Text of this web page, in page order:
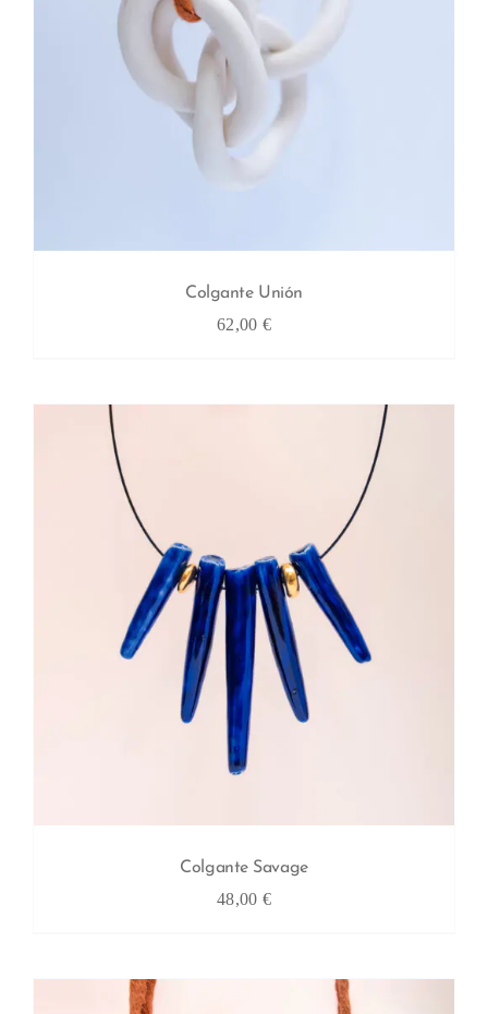
Colgante Unión
62,00 €
Colgante Savage
48,00 €